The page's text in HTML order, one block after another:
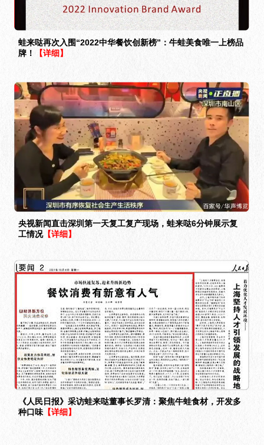
蛙来哒再次入围“2022中华餐饮创新榜”：牛蛙美食唯一上榜品
牌！
【详细】
央视新闻直击深圳第一天复工复产现场，蛙来哒6分钟展示复
工情况【详细】
《人民日报》采访蛙来哒董事长罗清：聚焦牛蛙食材，开发多
种口味 【详细】